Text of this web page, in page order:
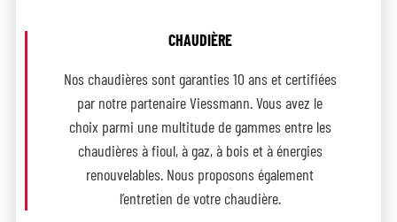
CHAUDIÈRE
Nos chaudières sont garanties 10 ans et certifiées
par notre partenaire Viessmann. Vous avez le
choix parmi une multitude de gammes entre les
chaudières à fioul, à gaz, à bois et à énergies
renouvelables. Nous proposons également
l’entretien de votre chaudière.